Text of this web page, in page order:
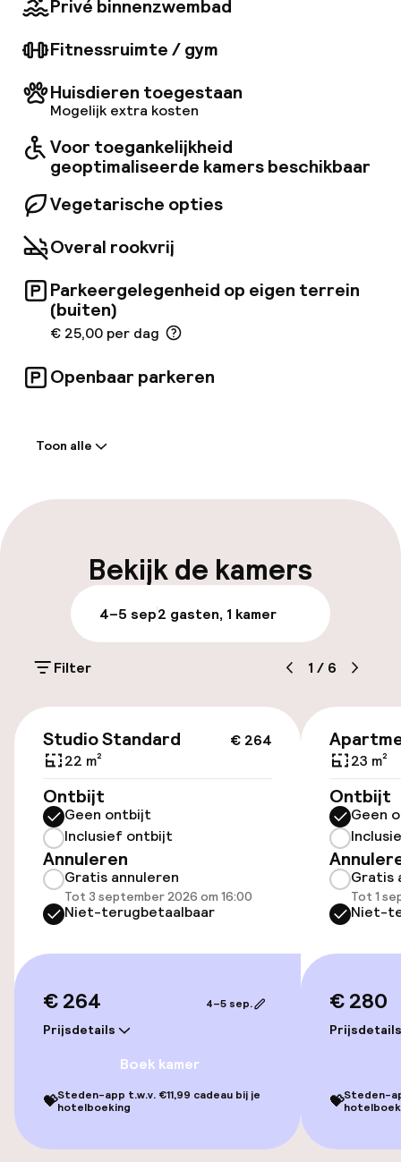
hot tub, een sauna en een fitnessruimte.
Privé binnenzwembad
Fitnessruimte / gym
Huisdieren toegestaan
Mogelijk extra kosten
Voor toegankelijkheid
geoptimaliseerde kamers beschikbaar
Vegetarische opties
Overal rookvrij
Parkeergelegenheid op eigen terrein
(buiten)
€ 25,00 per dag
Openbaar parkeren
Vroeg inchecken mogelijk
Laat uitchecken mogelijk
Meertalige medewerkers
Bagageruimte
Parkeren & mobiliteit
(buiten)
€ 25,00 per dag
Openbaar parkeren
Fietsverhuur
Toegankelijkheid
Overal rolstoeltoegankelijk
Voor toegankelijkheid
geoptimaliseerde kamers beschikbaar
Toon alle
Bekijk de kamers
4–5 sep2 gasten, 1 kamer
Filter 1 / 6
€ 264
Studio Standard
22 m²
Ontbijt
Geen ontbijt
Inclusief ontbijt
Annuleren
Gratis annuleren
Tot 3 september 2026 om 16:00
Niet-terugbetaalbaar
€ 264
Prijsdetails
4–5 sep.
Boek kamer
💝Steden-app t.w.v. €11,99 cadeau bij je
hotelboeking
23 m²
Ontbijt
Geen
Gratis
Tot 1
Niet-
€ 280
Prijsdetails
💝Steden-